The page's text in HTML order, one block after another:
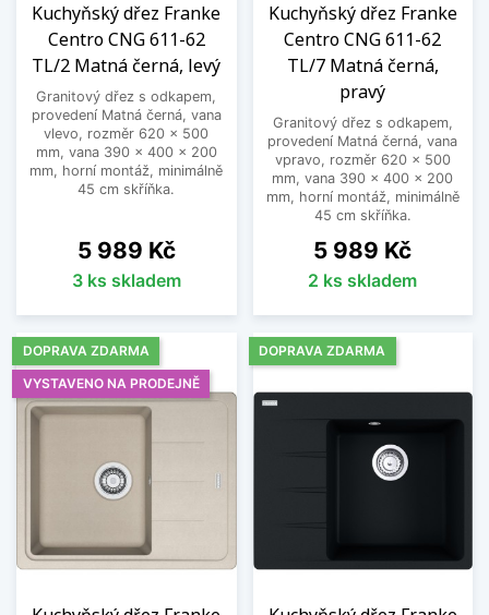
Kuchyňský dřez Franke
Centro CNG 611-62
TL/2 Matná černá, levý
Granitový dřez s odkapem,
provedení Matná černá, vana
vlevo, rozměr 620 x 500
mm, vana 390 x 400 x 200
mm, horní montáž, minimálně
45 cm skříňka.
Cena
5 989 Kč
3 ks skladem
Kuchyňský dřez Franke
Centro CNG 611-62
TL/7 Matná černá,
pravý
Granitový dřez s odkapem,
provedení Matná černá, vana
vpravo, rozměr 620 x 500
mm, vana 390 x 400 x 200
mm, horní montáž, minimálně
45 cm skříňka.
Cena
5 989 Kč
2 ks skladem
DOPRAVA ZDARMA
VYSTAVENO NA PRODEJNĚ
DOPRAVA ZDARMA